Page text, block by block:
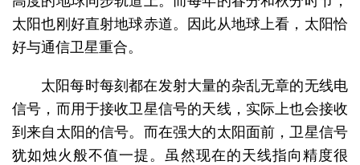
太阳也刚好直射地球赤道。因此从地球上看，太阳恰
好与通信卫星重合。
太阳每时每刻都在发射大量的杂乱无章的无线电
信号，而用于接收卫星信号的天线，实际上也会接收
到来自太阳的信号。而在强大的太阳面前，卫星信号
犹如烛火般不值一提。虽然现在的天线指向精度很